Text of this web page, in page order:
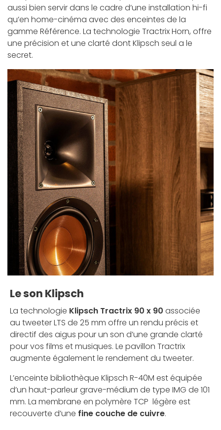
aussi bien servir dans le cadre d’une installation hi-fi
qu’en home-cinéma avec des enceintes de la
gamme Référence. La technologie Tractrix Horn, offre
une précision et une clarté dont Klipsch seul a le
secret.
Le son Klipsch
La technologie Klipsch Tractrix 90 x 90 associée
au tweeter LTS de 25 mm offre un rendu précis et
directif des aigus pour un son d’une grande clarté
pour vos films et musiques. Le pavillon Tractrix
augmente également le rendement du tweeter.
L’enceinte bibliothèque Klipsch R-40M est équipée
d’un haut-parleur grave-médium de type IMG de 101
mm. La membrane en polymère TCP légère est
recouverte d’une fine couche de cuivre.